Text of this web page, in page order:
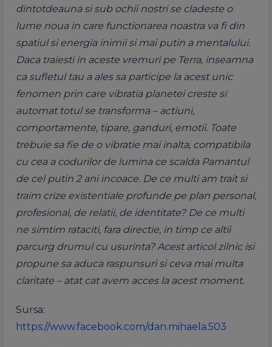
dintotdeauna si sub ochii nostri se cladeste o
lume noua in care functionarea noastra va fi din
spatiul si energia inimii si mai putin a mentalului.
Daca traiesti in aceste vremuri pe Terra, inseamna
ca sufletul tau a ales sa participe la acest unic
fenomen prin care vibratia planetei creste si
automat totul se transforma – actiuni,
comportamente, tipare, ganduri, emotii. Toate
trebuie sa fie de o vibratie mai inalta, compatibila
cu cea a codurilor de lumina ce scalda Pamantul
de cel putin 2 ani incoace. De ce multi am trait si
traim crize existentiale profunde pe plan personal,
profesional, de relatii, de identitate? De ce multi
ne simtim rataciti, fara directie, in timp ce altii
parcurg drumul cu usurinta? Acest articol zilnic isi
propune sa aduca raspunsuri si ceva mai multa
claritate – atat cat avem acces la acest moment.
Sursa:
https://www.facebook.com/dan.mihaela.503